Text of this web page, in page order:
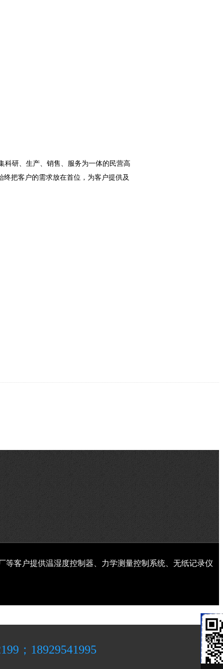
科研、生产、销售、服务为一体的民营高
把客户的需求放在首位，为客户提供及
客户提供温湿度控制器、力学测量控制系统、无纸记录仪
；18929541995 
微
信
客
服
微信